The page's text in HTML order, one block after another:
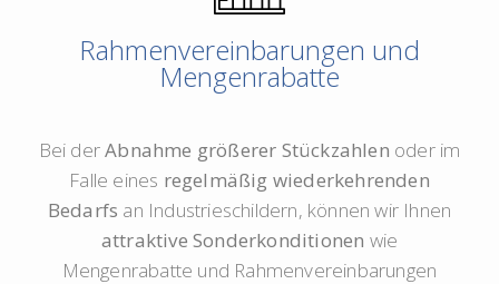
Rahmenvereinbarungen und
Mengenrabatte
Bei derAbnahme größerer Stückzahlen oder im
Falle eines regelmäßig wiederkehrenden
Bedarfs an Industrieschildern, können wir Ihnen
attraktive Sonderkonditionen wie
Mengenrabatte und Rahmenvereinbarungen